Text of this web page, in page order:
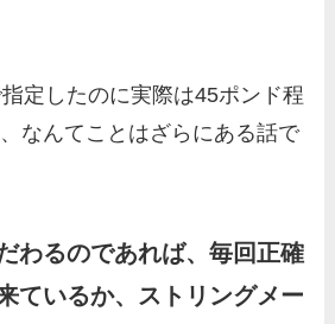
定したのに実際は45ポンド程
なんてことはざらにある話で
わるのであれば、毎回正確
ているか、ストリングメー